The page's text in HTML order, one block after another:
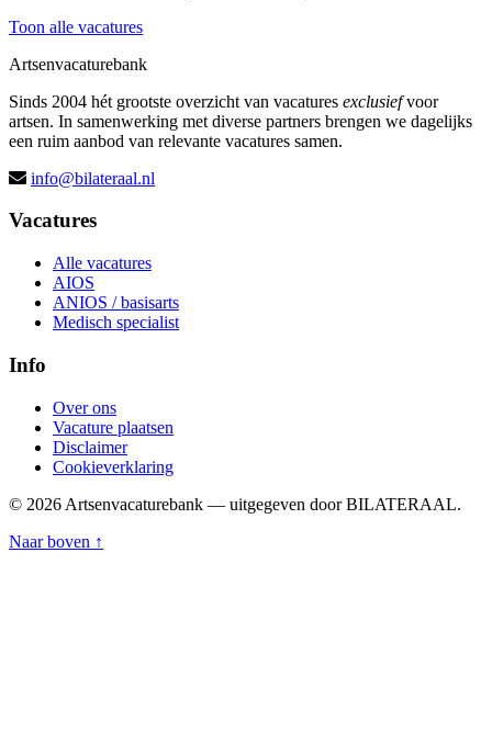
Toon alle vacatures
Artsenvacaturebank
Sinds 2004 hét grootste overzicht van vacatures exclusiefvoor
artsen. In samenwerking met diverse partners brengen we dagelijks
een ruim aanbod van relevante vacatures samen.
info@bilateraal.nl
Vacatures
Alle vacatures
AIOS
ANIOS / basisarts
Medisch specialist
Info
Over ons
Vacature plaatsen
Disclaimer
Cookieverklaring
© 2026 Artsenvacaturebank — uitgegeven door BILATERAAL.
Naar boven ↑